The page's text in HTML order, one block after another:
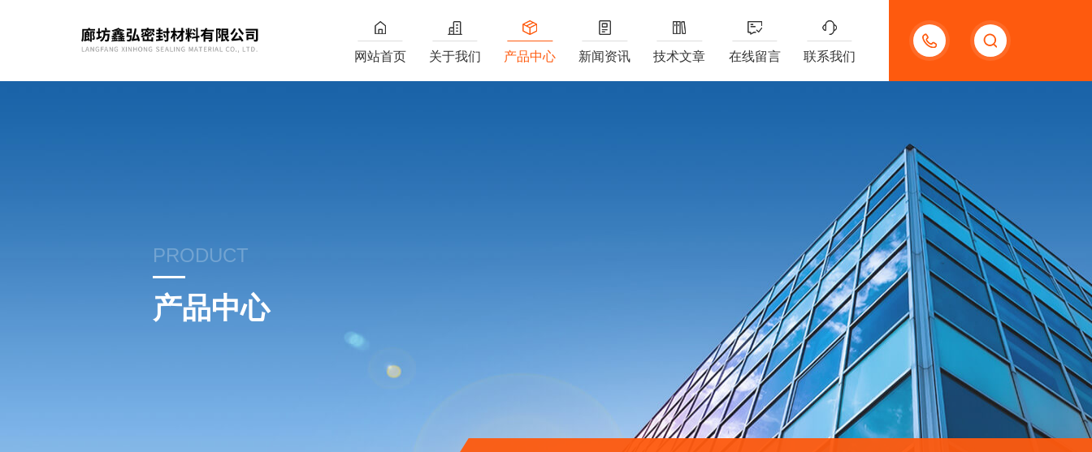
13191957898
网站首页 关于我们 产品中心 新闻资讯 技术文章 在线留言 联系我们
PRODUCT
产品中心